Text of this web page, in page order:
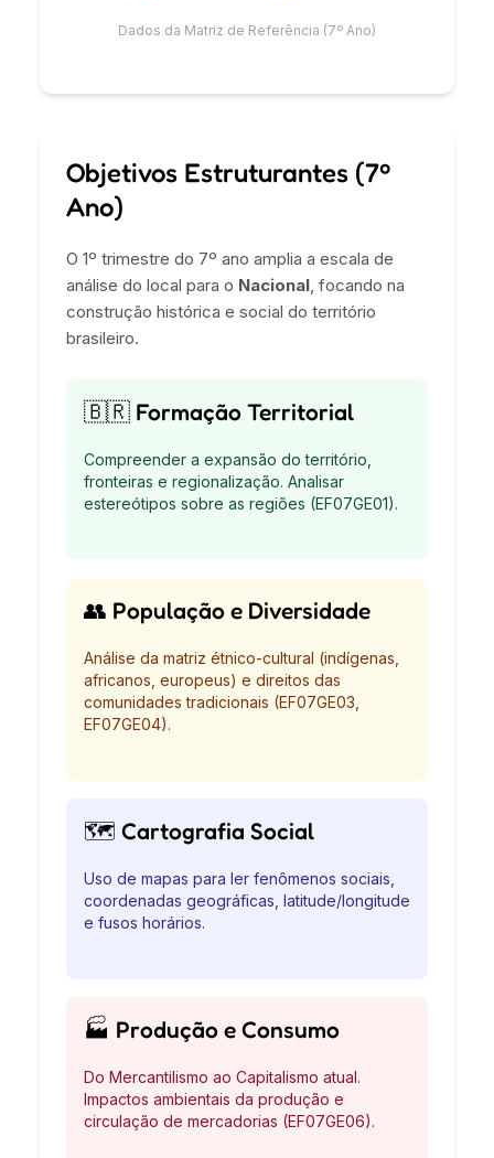
Dados da Matriz de Referência (7º Ano)
Objetivos Estruturantes (7º
Ano)
O 1º trimestre do 7º ano amplia a escala de
análise do local para o Nacional, focando na
construção histórica e social do território
brasileiro.
🇧🇷 Formação Territorial
Compreender a expansão do território,
fronteiras e regionalização. Analisar
estereótipos sobre as regiões (EF07GE01).
👥 População e Diversidade
Análise da matriz étnico-cultural (indígenas,
africanos, europeus) e direitos das
comunidades tradicionais (EF07GE03,
EF07GE04).
🗺️ Cartografia Social
Uso de mapas para ler fenômenos sociais,
coordenadas geográficas, latitude/longitude
e fusos horários.
🏭 Produção e Consumo
Do Mercantilismo ao Capitalismo atual.
Impactos ambientais da produção e
circulação de mercadorias (EF07GE06).